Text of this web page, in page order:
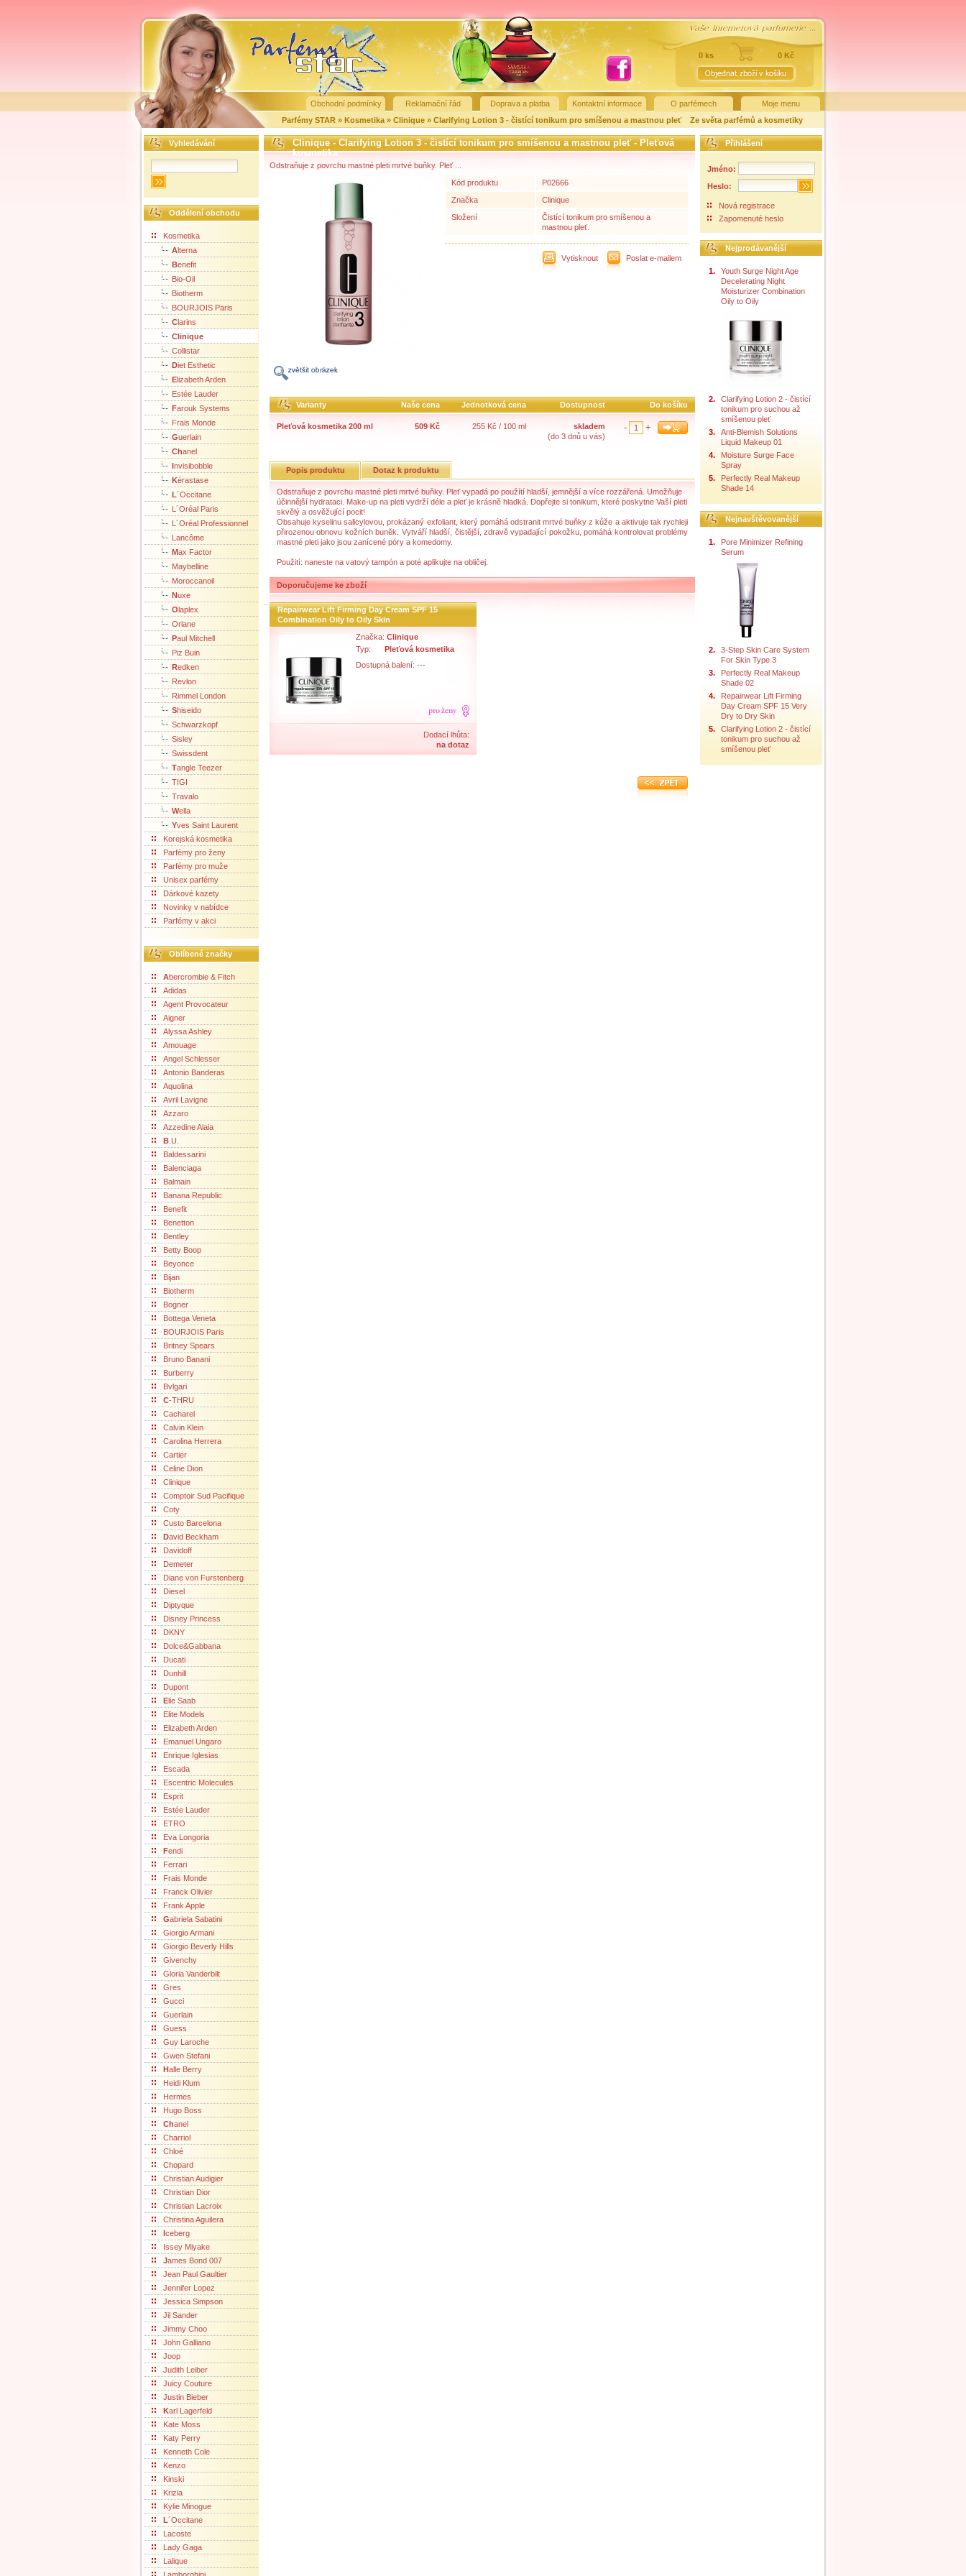
0 ks 0 Kč
Obchodní podmínky Reklamační řád Doprava a platba Kontaktní informace O parfémech
Moje menu
Parfémy STAR » Kosmetika » Clinique » Clarifying Lotion 3 - čistící tonikum pro smíšenou a mastnou pleť Ze světa parfémů a kosmetiky
Vyhledávání
Oddělení obchodu
Kosmetika
Alterna
Benefit
Bio-Oil
Biotherm
BOURJOIS Paris
Clarins
Clinique
Collistar
Diet Esthetic
Elizabeth Arden
Estée Lauder
Farouk Systems
Frais Monde
Guerlain
Chanel
Invisibobble
Kérastase
L´Occitane
L´Oréal Paris
L´Oréal Professionnel
Lancôme
Max Factor
Maybelline
Moroccanoil
Nuxe
Olaplex
Orlane
Paul Mitchell
Piz Buin
Redken
Revlon
Rimmel London
Shiseido
Schwarzkopf
Sisley
Swissdent
Tangle Teezer
TIGI
Travalo
Wella
Yves Saint Laurent
Korejská kosmetika
Parfémy pro ženy
Parfémy pro muže
Unisex parfémy
Dárkové kazety
Novinky v nabídce
Parfémy v akci
Oblíbené značky
Abercrombie & Fitch
Adidas
Agent Provocateur
Aigner
Alyssa Ashley
Amouage
Angel Schlesser
Antonio Banderas
Aquolina
Avril Lavigne
Azzaro
Azzedine Alaia
B .U.
Baldessarini
Balenciaga
Balmain
Banana Republic
Benefit
Benetton
Bentley
Betty Boop
Beyonce
Bijan
Biotherm
Bogner
Bottega Veneta
BOURJOIS Paris
Britney Spears
Bruno Banani
Burberry
Bvlgari
C-THRU
Cacharel
Calvin Klein
Carolina Herrera
Cartier
Celine Dion
Clinique
Comptoir Sud Pacifique
Coty
Custo Barcelona
David Beckham
Davidoff
Demeter
Diane von Furstenberg
Diesel
Diptyque
Disney Princess
DKNY
Dolce&Gabbana
Ducati
Dunhill
Dupont
Elie Saab
Elite Models
Elizabeth Arden
Emanuel Ungaro
Enrique Iglesias
Escada
Escentric Molecules
Esprit
Estée Lauder
ETRO
Eva Longoria
Fendi
Ferrari
Frais Monde
Franck Olivier
Frank Apple
Gabriela Sabatini
Giorgio Armani
Giorgio Beverly Hills
Givenchy
Gloria Vanderbilt
Gres
Gucci
Guerlain
Guess
Guy Laroche
Gwen Stefani
Halle Berry
Heidi Klum
Hermes
Hugo Boss
Chanel
Charriol
Chloé
Chopard
Christian Audigier
Christian Dior
Christian Lacroix
Christina Aguilera
Iceberg
Issey Miyake
James Bond 007
Jean Paul Gaultier
Jennifer Lopez
Jessica Simpson
Jil Sander
Jimmy Choo
John Galliano
Joop
Judith Leiber
Juicy Couture
Justin Bieber
Karl Lagerfeld
Kate Moss
Katy Perry
Kenneth Cole
Kenzo
Kinski
Krizia
Kylie Minogue
L´Occitane
Lacoste
Lady Gaga
Lalique
Clinique - Clarifying Lotion 3 - čistící tonikum pro smíšenou a mastnou pleť - Pleťová
kosmetika
Odstraňuje z povrchu mastné pleti mrtvé buňky. Pleť ...
Kód produktu
P02666
Značka
Clinique
Složení
Čistící tonikum pro smíšenou a
mastnou pleť.
Vytisknout Poslat e-mailem
Varianty Naše cena Jednotková cena Dostupnost Do košíku
Pleťová kosmetika 200 ml 509 Kč 255 Kč / 100 ml
skladem
(do 3 dnů u vás)
- +
Popis produktu Dotaz k produktu
Odstraňuje z povrchu mastné pleti mrtvé buňky. Pleť vypadá po použítí hladší, jemnější a více rozzářená. Umožňuje
účinnější hydrataci. Make-up na pleti vydrží déle a pleť je krásně hladká. Dopřejte si tonikum, které poskytne Vaší pleti
skvělý a osvěžující pocit!
Obsahuje kyselinu salicylovou, prokázaný exfoliant, který pomáhá odstranit mrtvé buňky z kůže a aktivuje tak rychleji
přirozenou obnovu kožních buněk. Vytváří hladší, čistější, zdravě vypadající pokožku, pomáhá kontrolovat problémy
mastné pleti jako jsou zanícené póry a komedomy.
Použití: naneste na vatový tampón a poté aplikujte na obličej.
Doporučujeme ke zboží
Repairwear Lift Firming Day Cream SPF 15
Combination Oily to Oily Skin
Značka: Clinique
Typ:
Pleťová kosmetika
Dostupná balení: ---
Dodací lhůta:
na dotaz
Přihlášení
Jméno:
Heslo:
Nová registrace
Zapomenuté heslo
Nejprodávanější
1.
Youth Surge Night Age
Decelerating Night
Moisturizer Combination
Oily to Oily
2.
Clarifying Lotion 2 - čistící
tonikum pro suchou až
smíšenou pleť
3.
Anti-Blemish Solutions
Liquid Makeup 01
4.
Moisture Surge Face
Spray
5.
Perfectly Real Makeup
Shade 14
Nejnavštěvovanější
1.
Pore Minimizer Refining
Serum
2.
3-Step Skin Care System
For Skin Type 3
3.
Perfectly Real Makeup
Shade 02
4.
Repairwear Lift Firming
Day Cream SPF 15 Very
Dry to Dry Skin
5.
Clarifying Lotion 2 - čistící
tonikum pro suchou až
smíšenou pleť